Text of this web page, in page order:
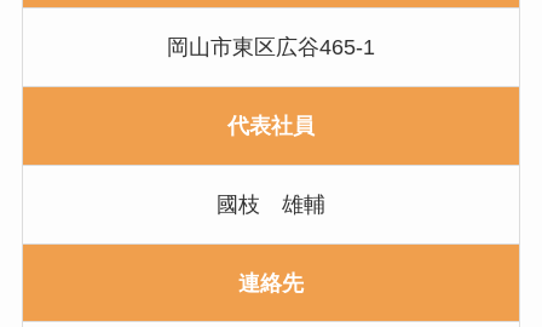
岡山市東区広谷465-1
代表社員
國枝 雄輔
連絡先